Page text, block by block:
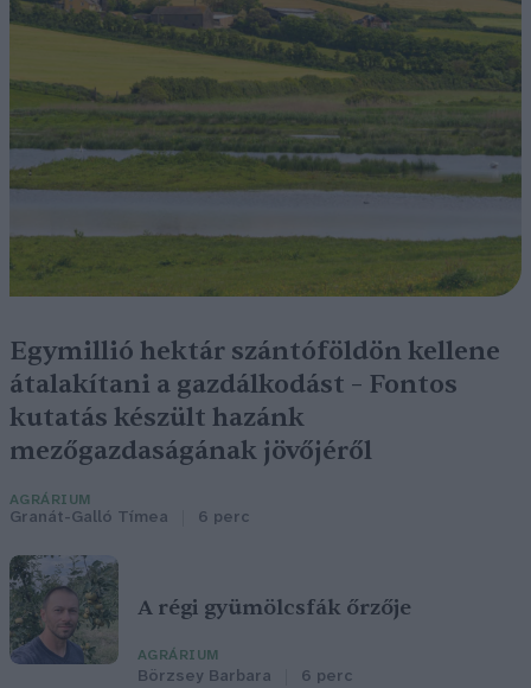
Egymillió hektár szántóföldön kellene
átalakítani a gazdálkodást – Fontos
kutatás készült hazánk
mezőgazdaságának jövőjéről
AGRÁRIUM
Granát-Galló Tímea 6 perc
A régi gyümölcsfák őrzője
AGRÁRIUM
Börzsey Barbara 6 perc